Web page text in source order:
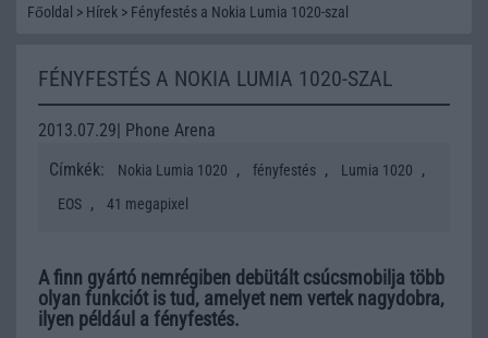
Főoldal > Hírek > Fényfestés a Nokia Lumia 1020-szal
FÉNYFESTÉS A NOKIA LUMIA 1020-SZAL
2013.07.29| Phone Arena
Címkék:
Nokia Lumia 1020 , fényfestés , Lumia 1020 ,
EOS , 41 megapixel
A finn gyártó nemrégiben debütált csúcsmobilja több
olyan funkciót is tud, amelyet nem vertek nagydobra,
ilyen például a fényfestés.